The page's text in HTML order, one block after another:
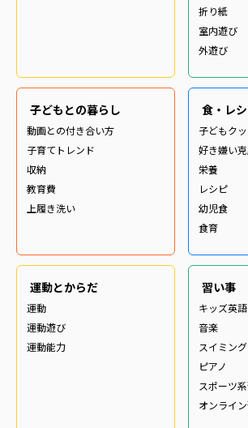
折り紙
室内遊び
外遊び
子どもとの暮らし
動画との付き合い方
子育てトレンド
収納
教育費
上履き洗い
食・レ
子どもク
好き嫌い
栄養
レシピ
幼児食
食育
運動とからだ
運動
運動遊び
運動能力
習い事
キッズ英
音楽
スイミング
ピアノ
スポーツ
オンライ